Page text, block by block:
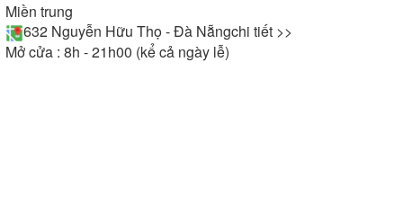
Miền trung
632 Nguyễn Hữu Thọ - Đà Nẵngchi tiết >>
Mở cửa : 8h - 21h00 (kể cả ngày lễ)